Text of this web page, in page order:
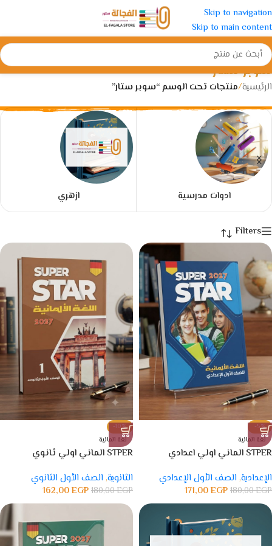
Skip to navigation
Skip to main content
سوبر ستار
الرئيسية/منتجات تحت الوسم “سوبر ستار”
ادوات مدرسية ازهري
Filters
-5%
لغة المانية
STPER الماني اولي اعدادي
الإعدادية, الصف الأول الإعدادي
180,00EGP
171,00EGP
-10%
لغة المانية
STPER الماني اولي ثانوي
الثانوية, الصف الأول الثانوي
180,00EGP
162,00EGP